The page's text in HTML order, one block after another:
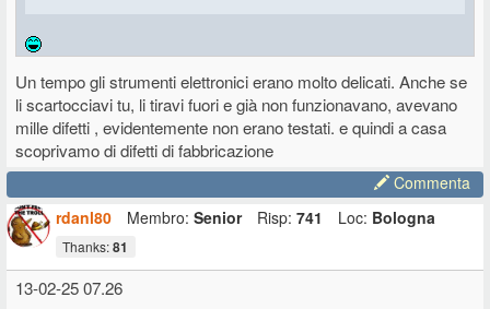
Un tempo gli strumenti elettronici erano molto delicati. Anche se
li scartocciavi tu, li tiravi fuori e già non funzionavano, avevano
mille difetti , evidentemente non erano testati. e quindi a casa
scoprivamo di difetti di fabbricazione
Commenta
rdanl80
Membro: Senior Risp: 741 Loc: Bologna
Thanks:81
13-02-25 07.26